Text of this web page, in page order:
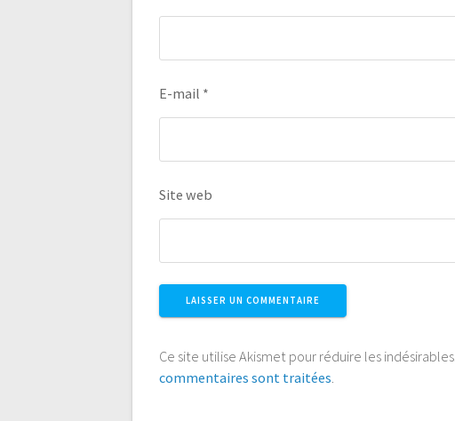
E-mail *
Site web
Ce site utilise Akismet pour réduire les indésirables.
commentaires sont traitées